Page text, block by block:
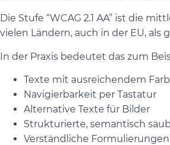
Die Stufe “WCAG 2.1 AA” ist die
vielen Ländern, auch in der EU,
In der Praxis bedeutet das zum
Texte mit ausreichendem
Navigierbarkeit per Tastatur
Alternative Texte für Bilder
Strukturierte, semantisch
Verständliche Formulierungen